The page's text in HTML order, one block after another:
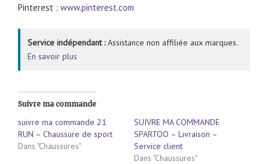
Pinterest : www.pinterest.com
Service indépendant :Assistance non affiliée aux marques.
En savoir plus
Suivre ma commande
suivre ma commande 21
RUN – Chaussure de sport
Dans "Chaussures"
SUIVRE MA COMMANDE
SPARTOO – Livraison –
Service client
Dans "Chaussures"